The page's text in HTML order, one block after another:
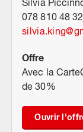
Silvia
078 810 48 32
silvia.king@
Offre
Avec la
de 30%
Ouvrir